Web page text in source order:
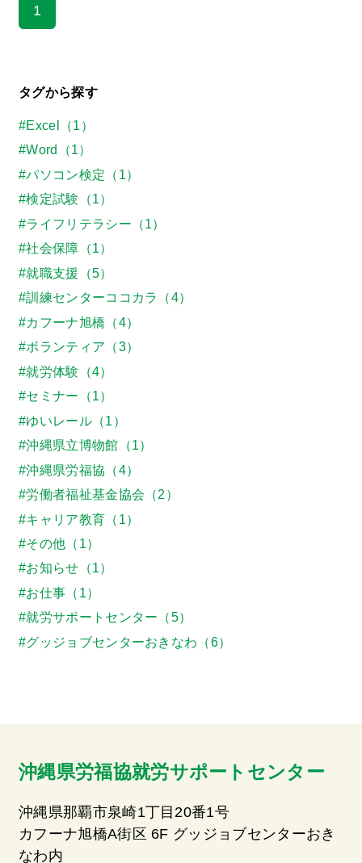
1
タグから探す
#Excel（1）
#Word（1）
#パソコン検定（1）
#検定試験（1）
#ライフリテラシー（1）
#社会保障（1）
#就職支援（5）
#訓練センターココカラ（4）
#カフーナ旭橋（4）
#ボランティア（3）
#就労体験（4）
#セミナー（1）
#ゆいレール（1）
#沖縄県立博物館（1）
#沖縄県労福協（4）
#労働者福祉基金協会（2）
#キャリア教育（1）
#その他（1）
#お知らせ（1）
#お仕事（1）
#就労サポートセンター（5）
#グッジョブセンターおきなわ（6）
沖縄県労福協就労サポートセンター
沖縄県那覇市泉崎1丁目20番1号
カフーナ旭橋A街区 6F グッジョブセンターおき
なわ内